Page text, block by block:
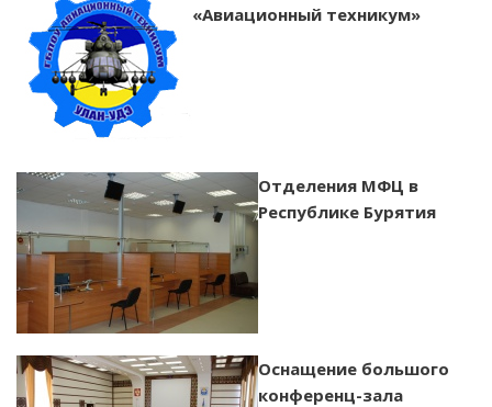
«Авиационный техникум»
Отделения МФЦ в
Республике Бурятия
Оснащение большого
конференц-зала